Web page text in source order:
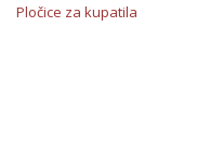
Pločice za kupatila